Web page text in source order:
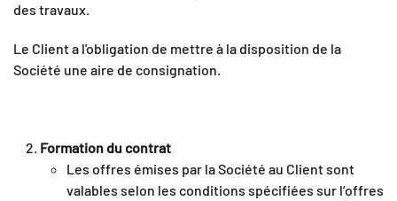
des travaux.
Le Client a l'obligation de mettre à la disposition de la
Société une aire de consignation.
Formation du contrat
Les offres émises par la Société au Client sont
valables selon les conditions spécifiées sur l’offres